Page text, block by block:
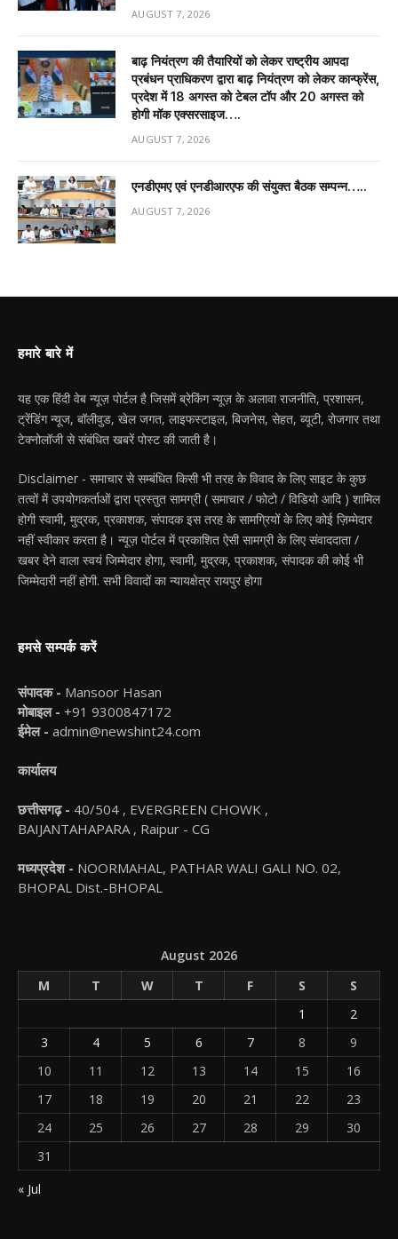
AUGUST 7, 2026
बाढ़ नियंत्रण की तैयारियों को लेकर राष्ट्रीय आपदा
प्रबंधन प्राधिकरण द्वारा बाढ़ नियंत्रण को लेकर कान्फ्रेंस,
प्रदेश में 18 अगस्त को टेबल टॉप और 20 अगस्त को
होगी मॉक एक्सरसाइज….
AUGUST 7, 2026
एनडीएमए एवं एनडीआरएफ की संयुक्त बैठक सम्पन्न…..
AUGUST 7, 2026
हमारे बारे में
यह एक हिंदी वेब न्यूज़ पोर्टल है जिसमें ब्रेकिंग न्यूज़ के अलावा राजनीति, प्रशासन,
ट्रेंडिंग न्यूज, बॉलीवुड, खेल जगत, लाइफस्टाइल, बिजनेस, सेहत, ब्यूटी, रोजगार तथा
टेक्नोलॉजी से संबंधित खबरें पोस्ट की जाती है।
Disclaimer - समाचार से सम्बंधित किसी भी तरह के विवाद के लिए साइट के कुछ
तत्वों में उपयोगकर्ताओं द्वारा प्रस्तुत सामग्री ( समाचार / फोटो / विडियो आदि ) शामिल
होगी स्वामी, मुद्रक, प्रकाशक, संपादक इस तरह के सामग्रियों के लिए कोई ज़िम्मेदार
नहीं स्वीकार करता है। न्यूज़ पोर्टल में प्रकाशित ऐसी सामग्री के लिए संवाददाता /
खबर देने वाला स्वयं जिम्मेदार होगा, स्वामी, मुद्रक, प्रकाशक, संपादक की कोई भी
जिम्मेदारी नहीं होगी. सभी विवादों का न्यायक्षेत्र रायपुर होगा
हमसे सम्पर्क करें
संपादक - Mansoor Hasan
मोबाइल - +91 9300847172
ईमेल - admin@newshint24.com
कार्यालय
छत्तीसगढ़ - 40/504 , EVERGREEN CHOWK ,
BAIJANTAHAPARA , Raipur - CG
मध्यप्रदेश - NOORMAHAL, PATHAR WALI GALI NO. 02,
BHOPAL Dist.-BHOPAL
August 2026
M
T W T F S
S
1
2
3
4 5 6 7 8
9
10
11 12 13 14 15
16
17
18 19 20 21 22
23
24
25 26 27 28 29
30
31
« Jul